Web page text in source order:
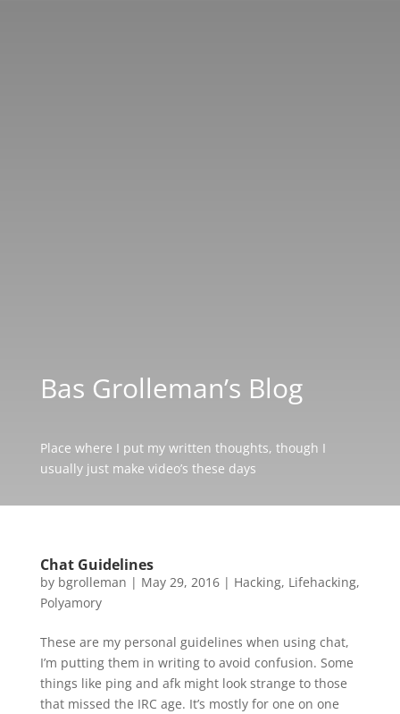
Bas Grolleman’s Blog
Place where I put my written thoughts, though I
usually just make video’s these days
Chat Guidelines
by bgrolleman | May 29, 2016| Hacking, Lifehacking,
Polyamory
These are my personal guidelines when using chat,
I’m putting them in writing to avoid confusion. Some
things like ping and afk might look strange to those
that missed the IRC age. It’s mostly for one on one